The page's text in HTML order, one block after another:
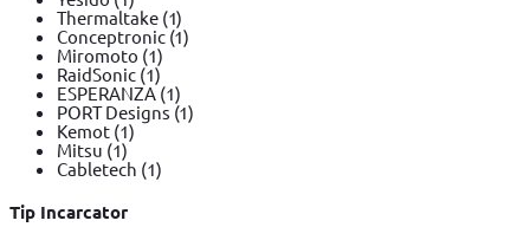
Thermaltake (1)
Conceptronic(1)
Miromoto (1)
RaidSonic (1)
ESPERANZA(1)
PORT Designs (1)
Kemot (1)
Mitsu (1)
Cabletech (1)
Tip Incarcator